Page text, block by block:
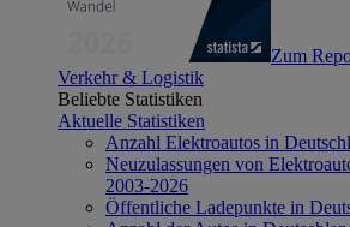
Zum
Verkehr & Logistik
Beliebte Statistiken
Aktuelle Statistiken
Anzahl Elektroautos in
Neuzulassungen von
2003-2026
Öffentliche Ladepunkte in